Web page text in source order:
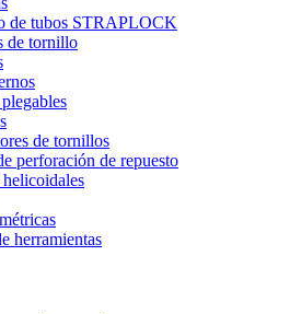
de tubos STRAPLOCK
de tornillo
de tornillos
perforación de repuesto
herramientas